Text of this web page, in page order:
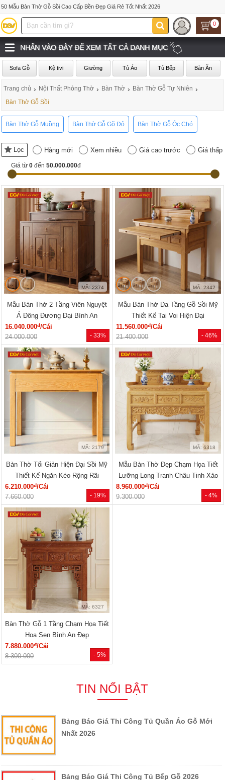
50 Mẫu Bàn Thờ Gỗ Sồi Cao Cấp Bền Đẹp Giá Rẻ Tốt Nhất 2026
0
NHẤN VÀO ĐÂY ĐỂ XEM TẤT CẢ DANH MỤC
Sofa Gỗ Kệ tivi Giường Tủ Áo Tủ Bếp Bàn Ăn
Trang chủ › Nội Thất Phòng Thờ › Bàn Thờ › Bàn Thờ Gỗ Tự Nhiên ›
Bàn Thờ Gỗ Sồi
Bàn Thờ Gỗ Muồng Bàn Thờ Gỗ Gõ Đỏ Bàn Thờ Gỗ Óc Chó
Lọc Hàng mới Xem nhiều Giá cao trước Giá
Giá từ0 đến50.000.000đ
- 33%
MÃ: 2374
Mẫu Bàn Thờ 2 Tầng Viên Nguyệt
Á Đông Đương Đại Bình An
16.040.000đ/Cái
24.000.000
- 46%
MÃ: 2342
Mẫu Bàn Thờ Đa Tầng Gỗ Sồi Mỹ
Thiết Kế Tai Voi Hiện Đại
11.560.000đ/Cái
21.400.000
- 19%
MÃ: 2179
Bàn Thờ Tối Giản Hiện Đại Sồi Mỹ
Thiết Kế Ngăn Kéo Rộng Rãi
6.210.000đ/Cái
7.660.000
- 4%
MÃ: 6318
Mẫu Bàn Thờ Đẹp Chạm Họa Tiết
Lưỡng Long Tranh Châu Tinh Xảo
8.960.000đ/Cái
9.300.000
- 5%
MÃ: 6327
Bàn Thờ Gỗ 1 Tầng Chạm Họa Tiết
Hoa Sen Bình An Đẹp
7.880.000đ/Cái
8.300.000
TIN NỔI BẬT
Bảng Báo Giá Thi Công Tủ Quần Áo Gỗ Mới
Nhất 2026
Bảng Báo Giá Thi Công Tủ Bếp Gỗ 2026